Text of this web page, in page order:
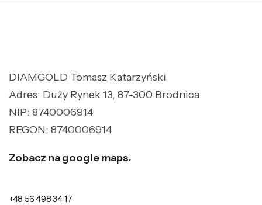
DIAMGOLD Tomasz Katarzyński
Adres: Duży Rynek 13, 87-300 Brodnica
NIP: 8740006914
REGON: 8740006914
Zobacz na google maps.
+48 56 498 34 17